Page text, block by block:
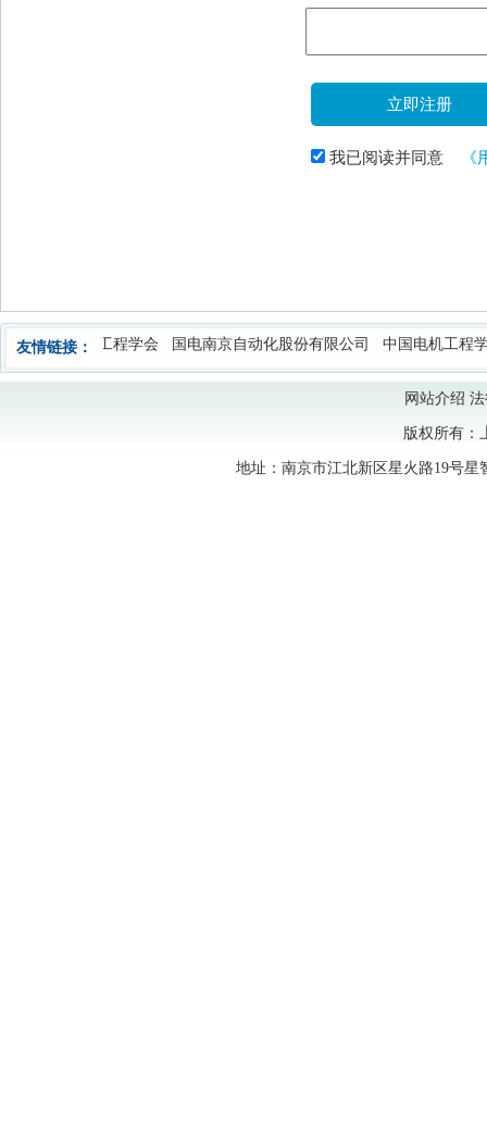
立即注册
我已阅读并同意
友情链接：
中国水力发电工程学会 国电南京自动化股份有限公司 中国电机工程学
网站介绍
版权所有：
地址：南京市江北新区星火路19号星